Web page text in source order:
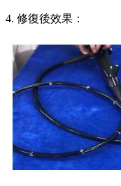
4. 修復後效果：